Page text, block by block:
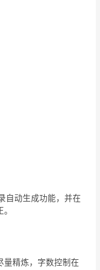
自动生成功能，并在
量精炼，字数控制在